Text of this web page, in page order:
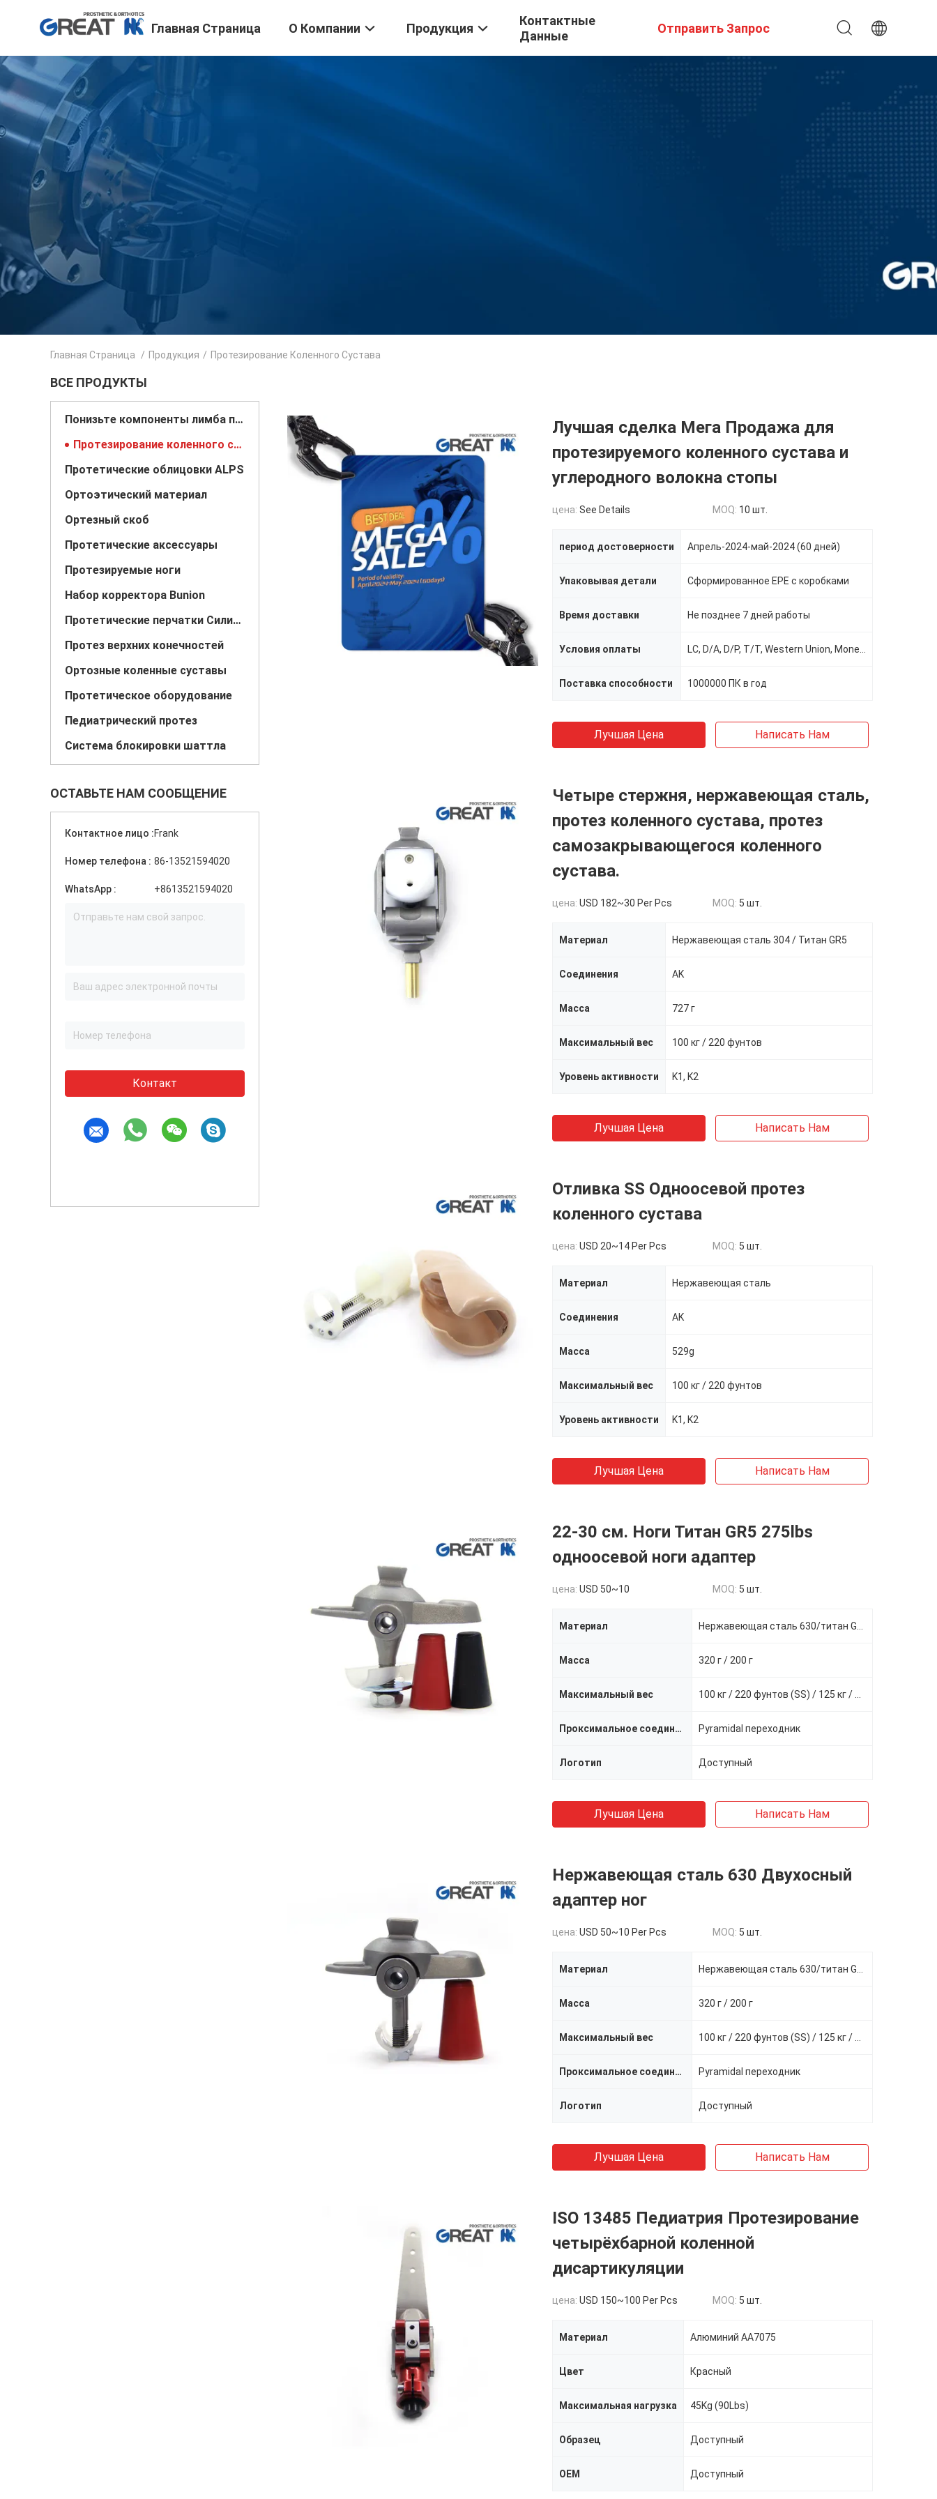
Главная Страница О Компании Продукция
Контактные
Данные
Отправить Запрос
Главная Страница / Продукция / Протезирование Коленного Сустава
ВСЕ ПРОДУКТЫ
Понизьте компоненты лимба простетические
Протезирование коленного сустава
Протетические облицовки ALPS
Ортоэтический материал
Ортезный скоб
Протетические аксессуары
Протезируемые ноги
Набор корректора Bunion
Протетические перчатки Силикон
Протез верхних конечностей
Ортозные коленные суставы
Протетическое оборудование
Педиатрический протез
Система блокировки шаттла
ОСТАВЬТЕ НАМ СООБЩЕНИЕ
Контактное лицо :Frank
Номер телефона : 86-13521594020
WhatsApp : +8613521594020
Контакт
Лучшая сделка Мега Продажа для
протезируемого коленного сустава и
углеродного волокна стопы
цена: See Details MOQ: 10 шт.
период достоверности Апрель-2024-май-2024 (60 дней)
Упаковывая детали Сформированное EPE с коробками
Время доставки Не позднее 7 дней работы
Условия оплаты
Поставка способности 1000000 ПК в год
Лучшая Цена Написать Нам
Четыре стержня, нержавеющая сталь,
протез коленного сустава, протез
самозакрывающегося коленного
сустава.
цена: USD 182~30 Per Pcs MOQ: 5 шт.
Материал Нержавеющая сталь 304 / Титан GR5
Соединения AK
Масса 727 г
Максимальный вес 100 кг / 220 фунтов
Уровень активности K1, K2
Лучшая Цена Написать Нам
Отливка SS Одноосевой протез
коленного сустава
цена: USD 20~14 Per Pcs MOQ: 5 шт.
Материал Нержавеющая сталь
Соединения AK
Масса 529g
Максимальный вес 100 кг / 220 фунтов
Уровень активности K1, K2
Лучшая Цена Написать Нам
22-30 см. Ноги Титан GR5 275lbs
одноосевой ноги адаптер
цена: USD 50~10 MOQ: 5 шт.
Материал
Масса 320 г / 200 г
Максимальный вес
Проксимальное соединение Pyramidal переходник
Логотип Доступный
Лучшая Цена Написать Нам
Нержавеющая сталь 630 Двухосный
адаптер ног
цена: USD 50~10 Per Pcs MOQ: 5 шт.
Материал
Масса 320 г / 200 г
Максимальный вес
Проксимальное соединение Pyramidal переходник
Логотип Доступный
Лучшая Цена Написать Нам
ISO 13485 Педиатрия Протезирование
четырёхбарной коленной
дисартикуляции
цена: USD 150~100 Per Pcs MOQ: 5 шт.
Материал Алюминий AA7075
Цвет Красный
Максимальная нагрузка 45Kg (90Lbs)
Образец Доступный
OEM Доступный